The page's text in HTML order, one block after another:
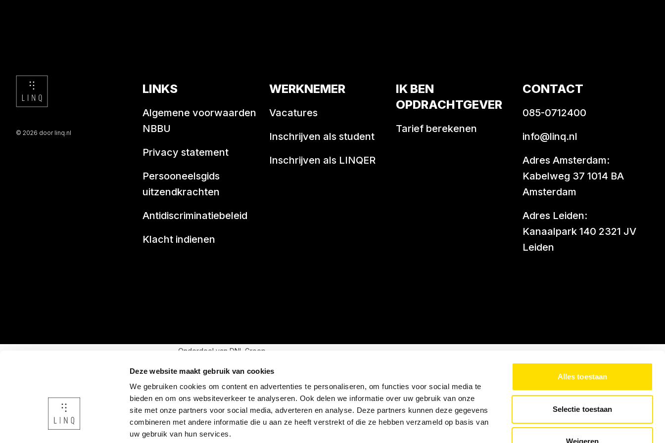
Deze website maakt gebruik van cookies
We gebruiken cookies om content en advertenties te personaliseren, om functies voor social media te
bieden en om ons websiteverkeer te analyseren. Ook delen we informatie over uw gebruik van onze
site met onze partners voor social media, adverteren en analyse. Deze partners kunnen deze gegevens
combineren met andere informatie die u aan ze heeft verstrekt of die ze hebben verzameld op basis van
uw gebruik van hun services.
Alles toestaan
Selectie toestaan
Weigeren
© 2026 door linq.nl
LINKS
Algemene voorwaarden
NBBU
Privacy statement
Persooneelsgids
uitzendkrachten
Antidiscriminatiebeleid
Klacht indienen
WERKNEMER
Vacatures
Inschrijven als student
Inschrijven als LINQER
IK BEN
OPDRACHTGEVER
Tarief berekenen
CONTACT
085-0712400
info@linq.nl
Adres Amsterdam:
Kabelweg 37 1014 BA
Amsterdam
Adres Leiden:
Kanaalpark 140 2321 JV
Leiden
Onderdeel van DNL Groep